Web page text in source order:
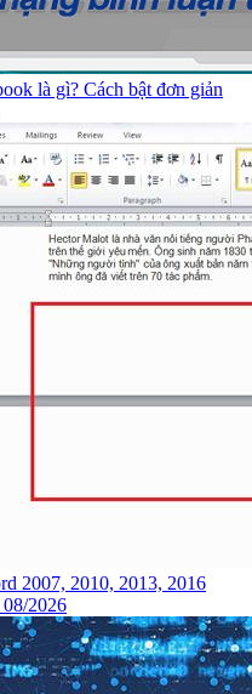
là gì? Cách bật đơn giản
2007, 2010, 2013, 2016
2026